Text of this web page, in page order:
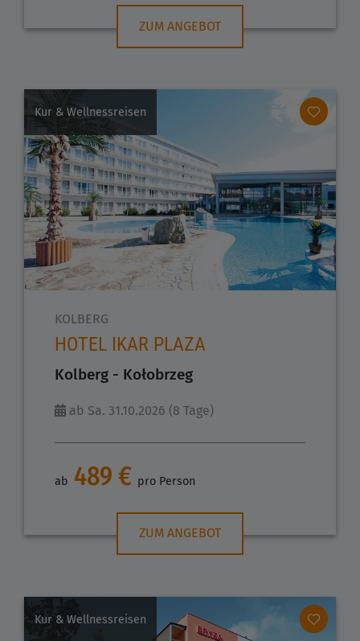
ZUM ANGEBOT
Kur & Wellnessreisen
KOLBERG
HOTEL IKAR PLAZA
Kolberg - Kołobrzeg
ab Sa. 31.10.2026 (8 Tage)
ab 489 € pro Person
ZUM ANGEBOT
Kur & Wellnessreisen